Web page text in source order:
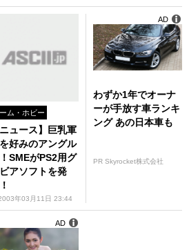
ム・ホビー
ニュース】巨乳軍
好みのアングル
SMEがPS2用グ
アソフトを発
年03月11日 23:44
わずか1年でオーナ
ーが手放す車ランキ
ング あの日本車も
PR Skyrocket株式会社
AD
AD